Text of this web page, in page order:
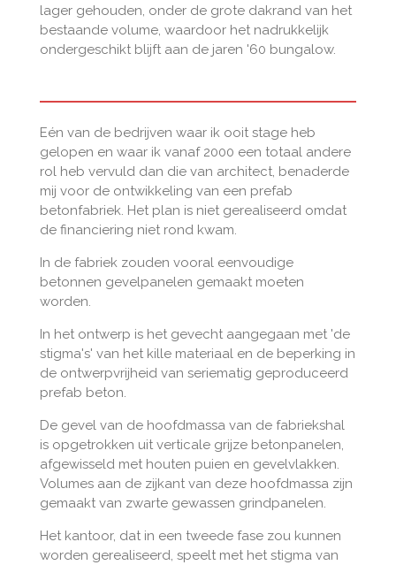
lager gehouden, onder de grote dakrand van het
bestaande volume, waardoor het nadrukkelijk
ondergeschikt blijft aan de jaren '60 bungalow.
Eén van de bedrijven waar ik ooit stage heb
gelopen en waar ik vanaf 2000 een totaal andere
rol heb vervuld dan die van architect, benaderde
mij voor de ontwikkeling van een prefab
betonfabriek. Het plan is niet gerealiseerd omdat
de financiering niet rond kwam.
In de fabriek zouden vooral eenvoudige
betonnen gevelpanelen gemaakt moeten
worden.
In het ontwerp is het gevecht aangegaan met 'de
stigma's' van het kille materiaal en de beperking in
de ontwerpvrijheid van seriematig geproduceerd
prefab beton.
De gevel van de hoofdmassa van de fabriekshal
is opgetrokken uit verticale grijze betonpanelen,
afgewisseld met houten puien en gevelvlakken.
Volumes aan de zijkant van deze hoofdmassa zijn
gemaakt van zwarte gewassen grindpanelen.
Het kantoor, dat in een tweede fase zou kunnen
worden gerealiseerd, speelt met het stigma van